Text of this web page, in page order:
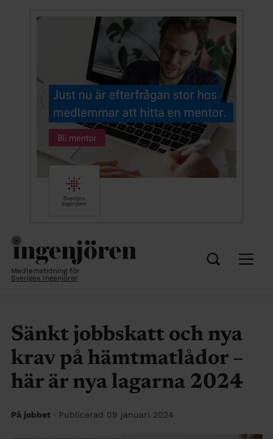
Medlemstidning för
Sveriges Ingenjörer
Sänkt jobbskatt och nya
krav på hämtmatlådor –
här är nya lagarna 2024
På jobbet · Publicerad 09 januari 2024